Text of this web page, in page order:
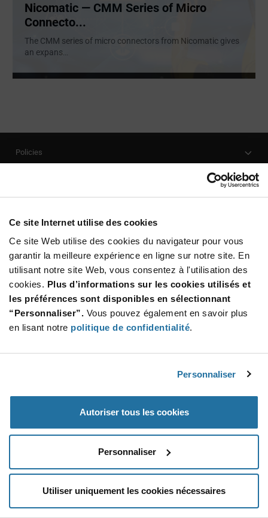
Ce site Internet utilise des cookies
Ce site Web utilise des cookies du navigateur pour vous
garantir la meilleure expérience en ligne sur notre site. En
utilisant notre site Web, vous consentez à l'utilisation des
cookies. Plus d’informations sur les cookies utilisés et
les préférences sont disponibles en sélectionnant
“Personnaliser”. Vous pouvez également en savoir plus
en lisant notre politique de confidentialité.
Personnaliser
Autoriser tous les cookies
Personnaliser
Utiliser uniquement les cookies nécessaires
Nicomatic — CMM Series of Micro
Connecto...
The CMM series of micro connectors from Nicomatic gives
an expans...
Policies
Customer Care
Stay Connected!
SUBSCRIBE TO OUR NEWSLETTER
Be at the Forefront of New Technology Innovations
subscribe
button
SUBSCRIBE
© 2026 Future Electronics. All rights reserved.
Terms & Conditions|Terms of Use|Accessibility